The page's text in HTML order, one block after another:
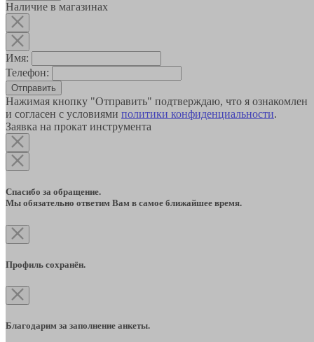
Наличие в магазинах
Имя:
Телефон:
Отправить
Нажимая кнопку "Отправить" подтверждаю, что я ознакомлен
и согласен с условиями политики конфиденциальности.
Заявка на прокат инструмента
Спасибо за обращение.
Мы обязательно ответим Вам в самое ближайшее время.
Профиль сохранён.
Благодарим за заполнение анкеты.